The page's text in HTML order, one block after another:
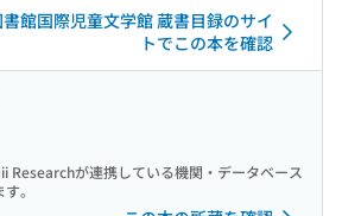
館国際児童文学館 蔵書目録のサイ
トでこの本を確認
Researchが連携している機関・データベース
。